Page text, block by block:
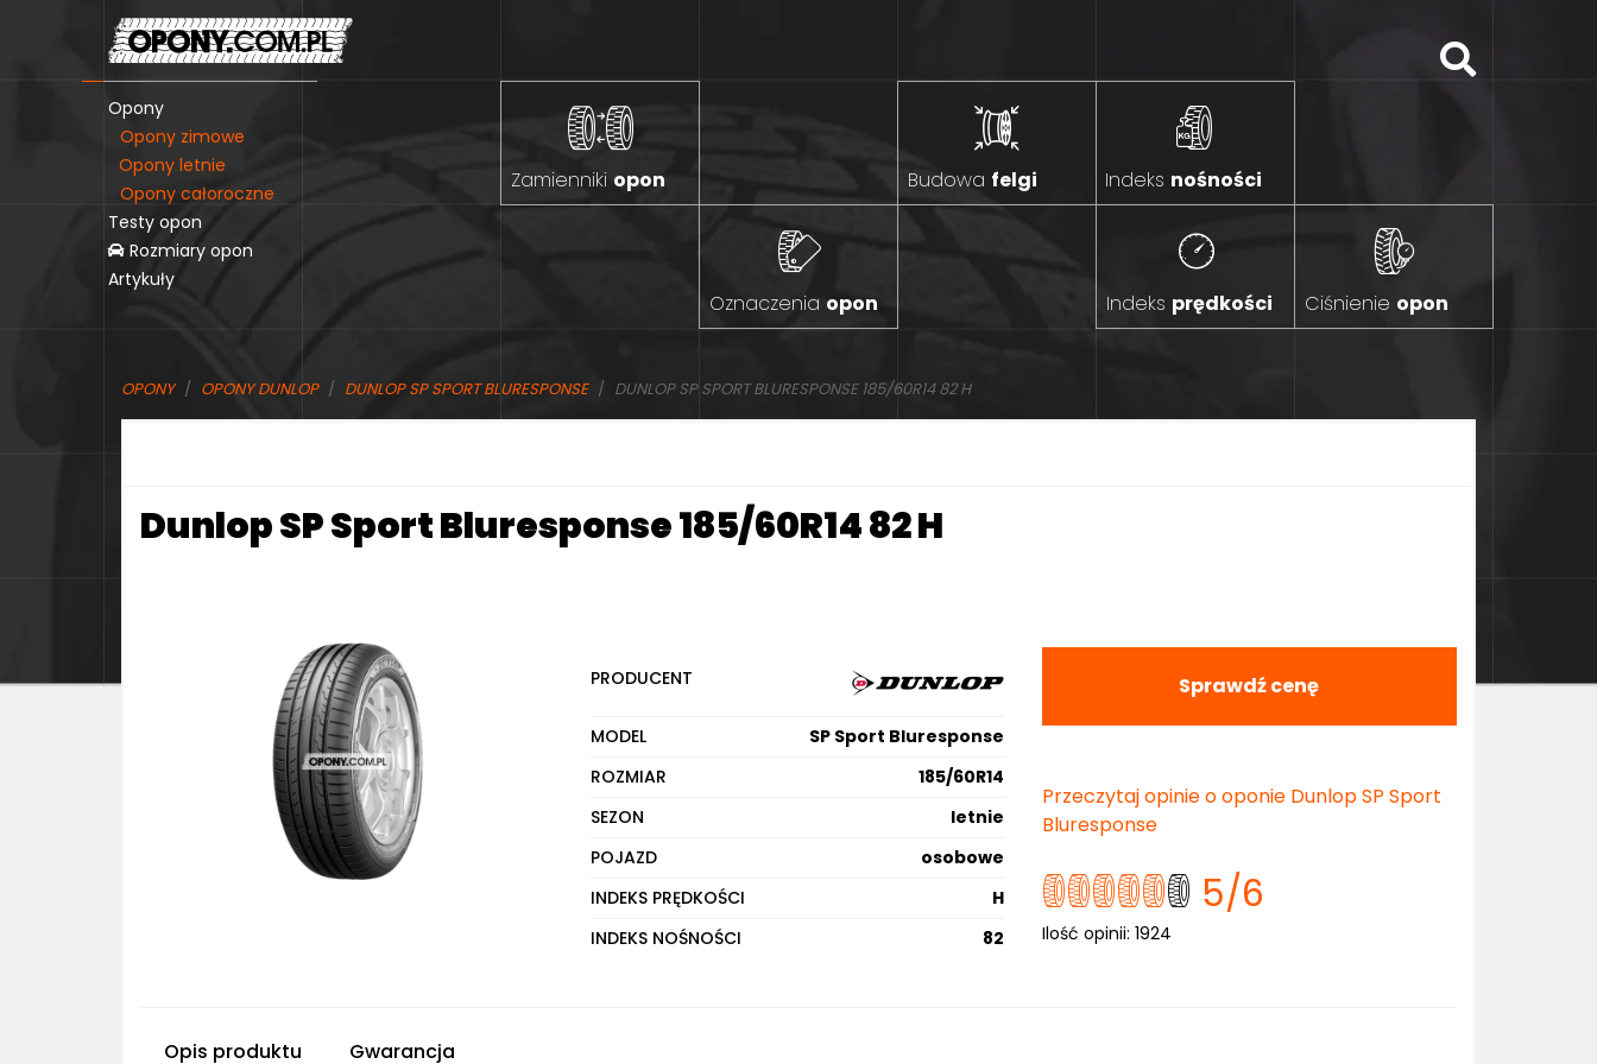
Opony
Opony zimowe
Opony letnie
Opony całoroczne
Testy opon
Rozmiary opon
Artykuły
Zamienniki opon Budowa felgi Indeks nośności
Indeks prędkości Ciśnienie opon
Oznaczenia opon
OPONY OPONY DUNLOP DUNLOP SP SPORT BLURESPONSE DUNLOP SP SPORT BLURESPONSE 185/60R14 82 H
Dunlop SP Sport Bluresponse 185/60R14 82 H
PRODUCENT
MODEL
SP Sport Bluresponse
ROZMIAR
185/60R14
SEZON
letnie
POJAZD
osobowe
INDEKS PRĘDKOŚCI
H
INDEKS NOŚNOŚCI
82
Sprawdź cenę
Przeczytaj opinie o oponie Dunlop SP Sport
Bluresponse
5/6
Ilość opinii: 1924
Opis produktu Gwarancja